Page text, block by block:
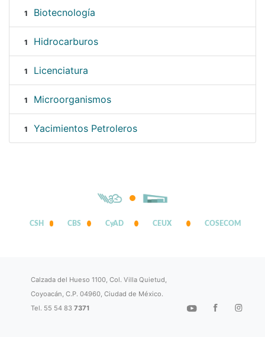
1 Biotecnología
1 Hidrocarburos
1 Licenciatura
1 Microorganismos
1 Yacimientos Petroleros
CSH CBS CyAD CEUX COSECOM
Calzada del Hueso 1100, Col. Villa Quietud,
Coyoacán, C.P. 04960, Ciudad de México.
Tel. 55 54 837371